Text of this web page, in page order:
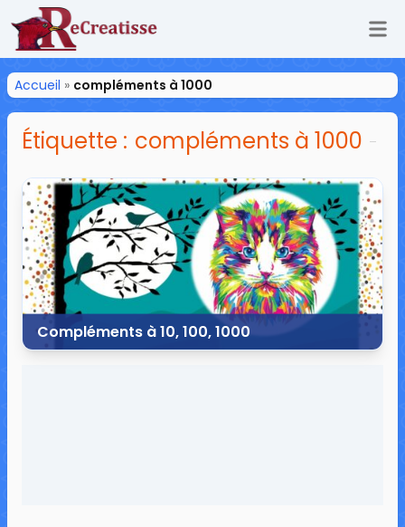
ReCreatisse
Accueil » compléments à 1000
Étiquette : compléments à 1000
Compléments à 10, 100, 1000